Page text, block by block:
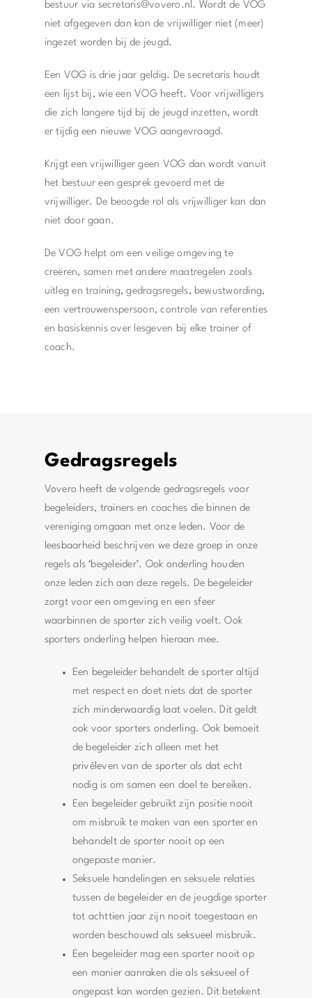
bestuur via secretaris@vovero.nl . Wordt de VOG
niet afgegeven dan kan de vrijwilliger niet (meer)
ingezet worden bij de jeugd.
Een VOG is drie jaar geldig. De secretaris houdt
een lijst bij, wie een VOG heeft. Voor vrijwilligers
die zich langere tijd bij de jeugd inzetten, wordt
er tijdig een nieuwe VOG aangevraagd.
Krijgt een vrijwilliger geen VOG dan wordt vanuit
het bestuur een gesprek gevoerd met de
vrijwilliger. De beoogde rol als vrijwilliger kan dan
niet door gaan.
De VOG helpt om een veilige omgeving te
creëren, samen met andere maatregelen zoals
uitleg en training, gedragsregels, bewustwording,
een vertrouwenspersoon, controle van referenties
en basiskennis over lesgeven bij elke trainer of
coach.
Gedragsregels
Vovero heeft de volgende gedragsregels voor
begeleiders, trainers en coaches die binnen de
vereniging omgaan met onze leden. Voor de
leesbaarheid beschrijven we deze groep in onze
regels als ‘begeleider’. Ook onderling houden
onze leden zich aan deze regels. De begeleider
zorgt voor een omgeving en een sfeer
waarbinnen de sporter zich veilig voelt. Ook
sporters onderling helpen hieraan mee.
Een begeleider behandelt de sporter altijd
met respect en doet niets dat de sporter
zich minderwaardig laat voelen. Dit geldt
ook voor sporters onderling. Ook bemoeit
de begeleider zich alleen met het
privéleven van de sporter als dat echt
nodig is om samen een doel te bereiken.
Een begeleider gebruikt zijn positie nooit
om misbruik te maken van een sporter en
behandelt de sporter nooit op een
ongepaste manier.
Seksuele handelingen en seksuele relaties
tussen de begeleider en de jeugdige sporter
tot achttien jaar zijn nooit toegestaan en
worden beschouwd als seksueel misbruik.
Een begeleider mag een sporter nooit op
een manier aanraken die als seksueel of
ongepast kan worden gezien. Dit betekent